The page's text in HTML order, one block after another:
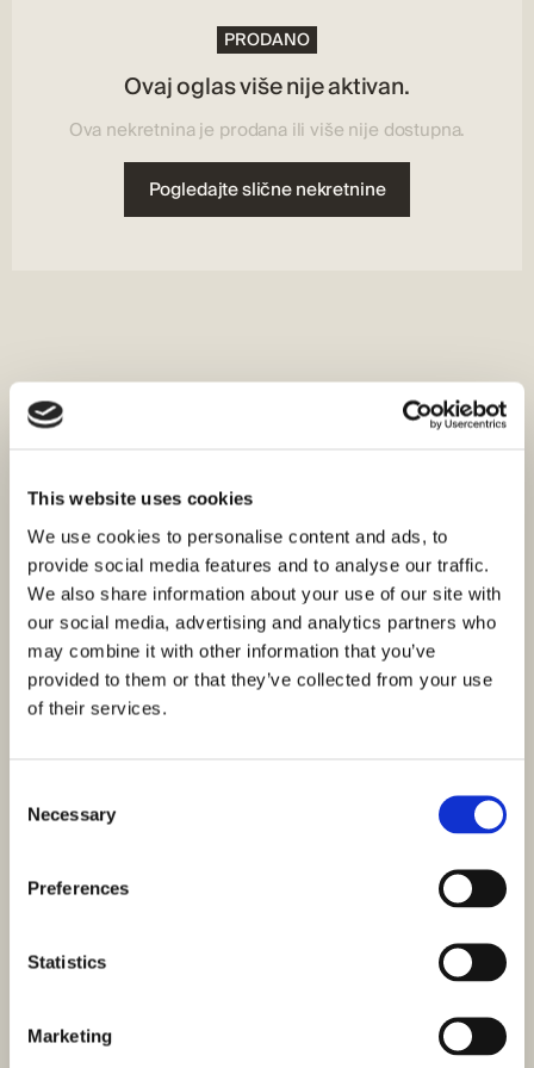
This website uses cookies
We use cookies to personalise content and ads, to
provide social media features and to analyse our traffic.
We also share information about your use of our site with
our social media, advertising and analytics partners who
may combine it with other information that you’ve
provided to them or that they’ve collected from your use
of their services.
Selection
Necessary
Preferences
Statistics
Marketing
Ploča za kuhanje, hladnjak, Napa, pećnica, perilica posuđa
Protuprovalni sustav
PRODANO
Ovaj oglas više nije aktivan.
Ova nekretnina je prodana ili više nije dostupna.
Pogledajte slične nekretnine